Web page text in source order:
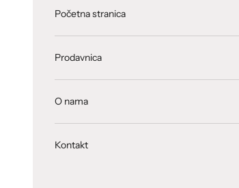
Početna stranica
Prodavnica
O nama
Kontakt